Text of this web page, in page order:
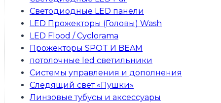
Светодиодные LED панели
LED Прожекторы (Головы) Wash
LED Flood / Cyclorama
Прожекторы SPOT И BEAM
потолочные led светильники
Системы управления и дополнения
Следящий свет «Пушки»
Линзовые тубусы и аксессуары